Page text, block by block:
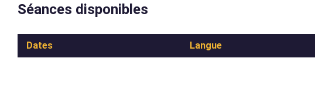
Séances disponibles
Dates Langue